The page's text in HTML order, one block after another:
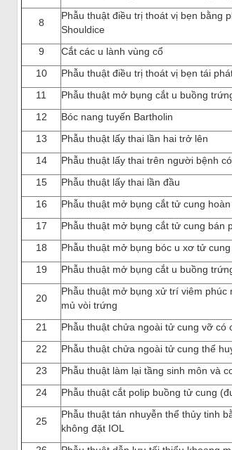
8
Phẫu thuật điều trị thoát vị bẹn bằng
Shouldice
9 Cắt các u lành vùng cổ
10
Phẫu thuật điều trị thoát vị bẹn tái
11
Phẫu thuật mở bụng cắt u buồng
12
Bóc nang tuyến Bartholin
13
Phẫu thuật lấy thai lần hai trở lên
14
Phẫu thuật lấy thai trên người bệnh
15
Phẫu thuật lấy thai lần đầu
16
Phẫu thuật mở bụng cắt tử cung
17
Phẫu thuật mở bụng cắt tử cung bán
18
Phẫu thuật mở bụng bóc u xơ tử cung
19
Phẫu thuật mở bụng cắt u buồng
20
Phẫu thuật mở bụng xử trí viêm
mủ vòi trứng
21 Phẫu thuật chửa ngoài tử cung vỡ có
22
Phẫu thuật chửa ngoài tử cung thể
23
Phẫu thuật làm lại tầng sinh môn và
24
Phẫu thuật cắt polip buồng tử cung
25
Phẫu thuật tán nhuyễn thể thủy tinh
không đặt IOL